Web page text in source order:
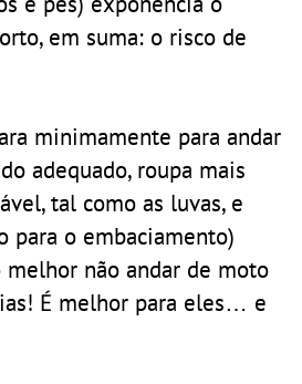
em suma: o risco de
minimamente para andar
adequado, roupa mais
tal como as luvas, e
para o embaciamento)
não andar de moto
É melhor para eles… e